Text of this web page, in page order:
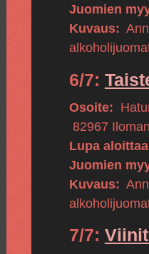
Juomien
Kuvaus:
6/7:
Osoite:
82967
Lupa
Juomien
Kuvaus:
7/7: